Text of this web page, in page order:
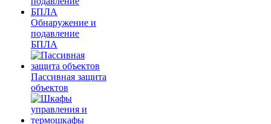
Обнаружение и
подавление
БПЛА
Пассивная защита
объектов